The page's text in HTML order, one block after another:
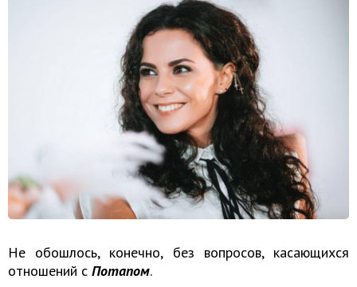
Не обошлось, конечно, без вопросов, касающихся
отношений с Потапом.